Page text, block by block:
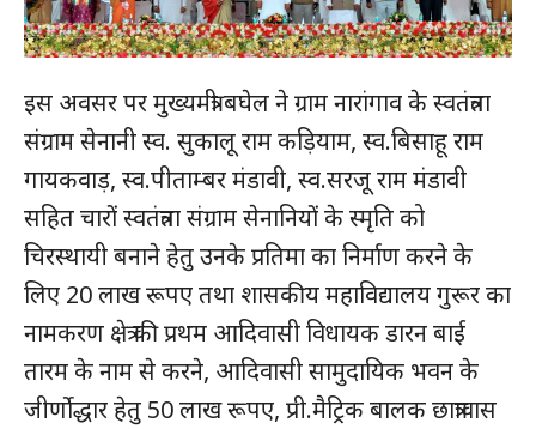
इस अवसर पर मुख्यमंत्री बघेल ने ग्राम नारांगाव के स्वतंत्रता
संग्राम सेनानी स्व. सुकालू राम कड़ियाम, स्व.बिसाहू राम
गायकवाड़, स्व.पीताम्बर मंडावी, स्व.सरजू राम मंडावी
सहित चारों स्वतंत्रता संग्राम सेनानियों के स्मृति को
चिरस्थायी बनाने हेतु उनके प्रतिमा का निर्माण करने के
लिए 20 लाख रूपए तथा शासकीय महाविद्यालय गुरूर का
नामकरण क्षेत्र की प्रथम आदिवासी विधायक डारन बाई
तारम के नाम से करने, आदिवासी सामुदायिक भवन के
जीर्णाेद्धार हेतु 50 लाख रूपए, प्री.मैट्रिक बालक छात्रावास